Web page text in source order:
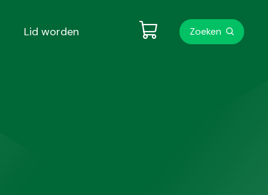
Lid worden Zoeken